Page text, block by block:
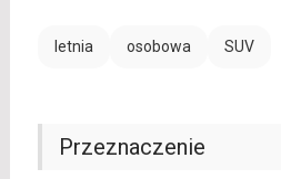
letnia osobowa SUV
Przeznaczenie